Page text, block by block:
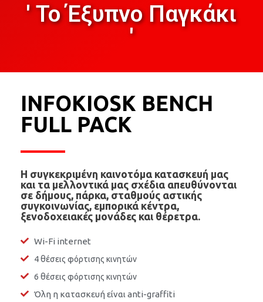
' Το Έξυπνο Παγκάκι
'
INFOKIOSK BENCH
FULL PACK
Η συγκεκριμένη καινοτόμα κατασκευή μας
και τα μελλοντικά μας σχέδια απευθύνονται
σε δήμους, πάρκα, σταθμούς αστικής
συγκοινωνίας, εμπορικά κέντρα,
ξενοδοχειακές μονάδες και θέρετρα.
Wi-Fi internet
4 θέσεις φόρτισης κινητών
6 θέσεις φόρτισης κινητών
Όλη η κατασκευή είναι anti-graffiti